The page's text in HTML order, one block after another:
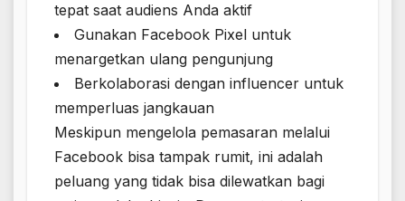
tepat saat audiens Anda aktif
Gunakan Facebook Pixel untuk
menargetkan ulang pengunjung
Berkolaborasi dengan influencer untuk
memperluas jangkauan
Meskipun mengelola pemasaran melalui
Facebook bisa tampak rumit, ini adalah
peluang yang tidak bisa dilewatkan bagi